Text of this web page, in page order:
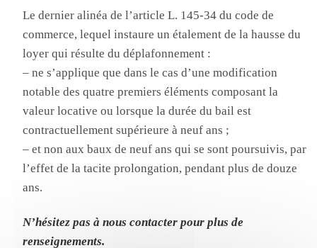
Le dernier alinéa de l’article L. 145-34 du code de
commerce, lequel instaure un étalement de la hausse du
loyer qui résulte du déplafonnement :
– ne s’applique que dans le cas d’une modification
notable des quatre premiers éléments composant la
valeur locative ou lorsque la durée du bail est
contractuellement supérieure à neuf ans ;
– et non aux baux de neuf ans qui se sont poursuivis, par
l’effet de la tacite prolongation, pendant plus de douze
ans.
N’hésitez pas à nous contacter pour plus de
renseignements.